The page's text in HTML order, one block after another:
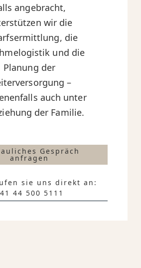
angebracht,
wir die
die
und die
Planung der
–
auch unter
der Familie.
Gespräch
anfragen
sie uns direkt an:
44 500 5111